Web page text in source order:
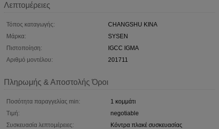
Λεπτομέρειες
Τόπος καταγωγής:
CHANGSHU ΚΙΝΑ
Μάρκα:
SYSEN
Πιστοποίηση:
IGCC IGMA
Αριθμό μοντέλου:
201711
Πληρωμής & Αποστολής Όροι
Ποσότητα παραγγελίας min:
1 κομμάτι
Τιμή:
negotiable
Συσκευασία λεπτομέρειες:
Κόντρα πλακέ συσκευασίας